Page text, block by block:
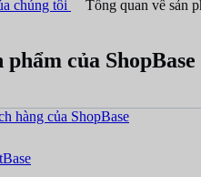
chúng tôi
Tổng quan về sản
của ShopBase
hàng của ShopBase